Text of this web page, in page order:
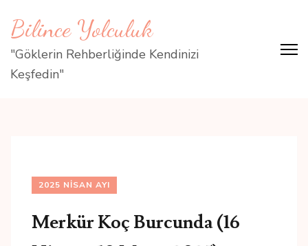
atla
(Enter
tuşuna
Bilince Yolculuk
"Göklerin Rehberliğinde Kendinizi
Keşfedin"
2025 NISAN AYI
Merkür Koç Burcunda (16